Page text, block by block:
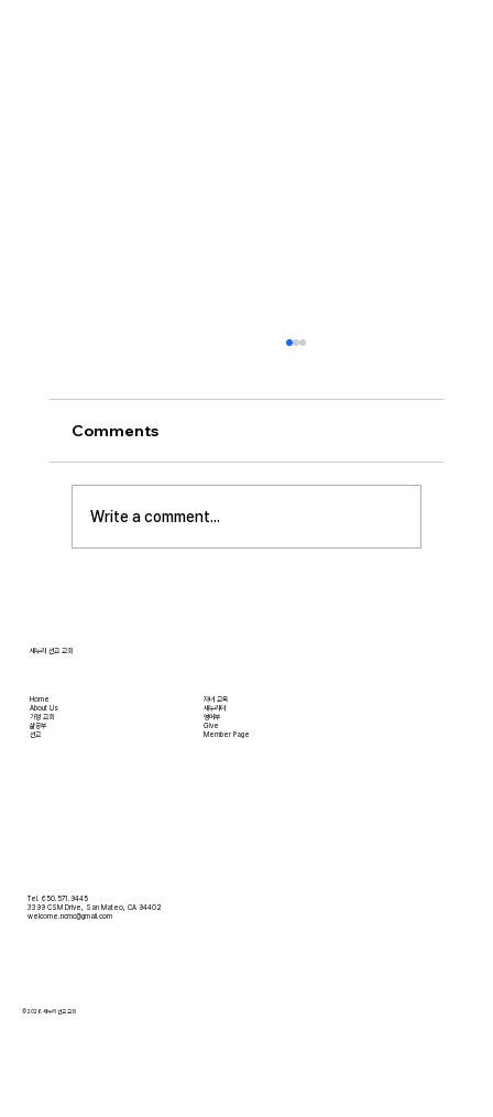
• 서대석 목자 단기 선교 8월 1일부터 13일까지
이스라엘 단기 선교를 다녀옵니다. 관심과 기도
부탁 드립니다. • 가정교회 평신도 세미나 등록
평신도 세미나가 어스틴 늘푸른교회에서 9월 25
일부터 27일까지 있습니다. 등록마감은 8월 7일
Comments
Write a comment...
Home
About Us
​가정 교회
​삶공부
​선교
자녀 교육
새누리터
영어부
Give
Member Page
Tel. 650.571.9445
3399 CSM Drive, San Mateo, CA 94402
welcome.ncmc@gmail.com
© 2026 새누리 선교 교회
새누리 선교 교회